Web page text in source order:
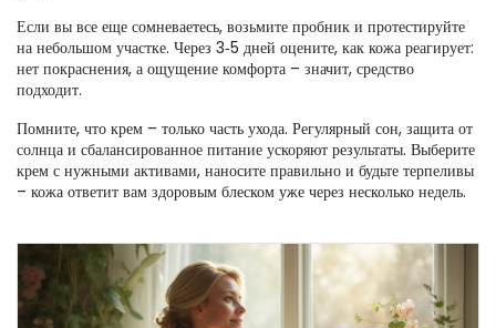
Если вы все еще сомневаетесь, возьмите пробник и протестируйте
на небольшом участке. Через 3‑5 дней оцените, как кожа реагирует:
нет покраснения, а ощущение комфорта – значит, средство
подходит.
Помните, что крем – только часть ухода. Регулярный сон, защита от
солнца и сбалансированное питание ускоряют результаты. Выберите
крем с нужными активами, наносите правильно и будьте терпеливы
– кожа ответит вам здоровым блеском уже через несколько недель.